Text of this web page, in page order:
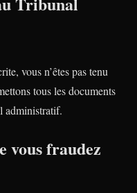
vous n’êtes pas tenu
tous les documents
administratif.
vous fraudez